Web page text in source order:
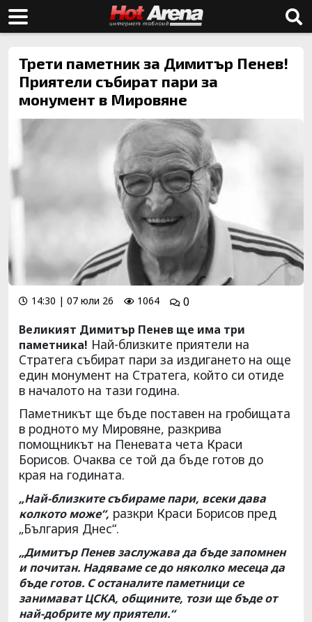
Трети паметник за Димитър Пенев!
Приятели събират пари за
монумент в Мировяне
14:30 | 07 юли 26 1064
0
Великият Димитър Пенев ще има три
паметника! Най-близките приятели на
Стратега събират пари за издигането на още
един монумент на Стратега, който си отиде
в началото на тази година.
Паметникът ще бъде поставен на гробищата
в родното му Мировяне, разкрива
помощникът на Пеневата чета Краси
Борисов. Очаква се той да бъде готов до
края на годината.
„Най-близките събираме пари, всеки дава
колкото може“, разкри Краси Борисов пред
„България Днес“.
„Димитър Пенев заслужава да бъде запомнен
и почитан. Надяваме се до няколко месеца да
бъде готов. С останалите паметници се
занимават ЦСКА, общините, този ще бъде от
най-добрите му приятели.“